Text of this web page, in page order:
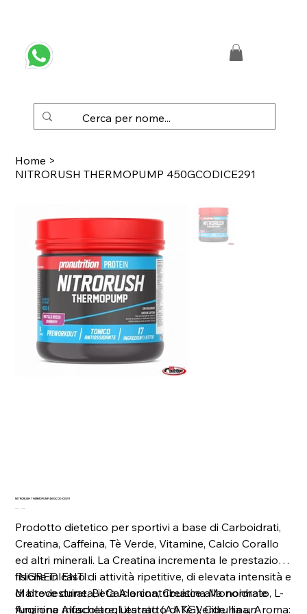
Home >
NITRORUSH THERMOPUMP 450GCODICE291
NITRORUSH THERMOPUMP 450GCODICE291
Prezzo
Prezzo
Prodotto dietetico per sportivi a base di Carboidrati,
Creatina, Caffeina, Tè Verde, Vitamine, Calcio Corallo
ed altri minerali. La Creatina incrementa le prestazioni
fisiche in caso di attività ripetitive, di elevata intensità e
di breve durata; il Calcio contribuisce alla normale
funzione muscolare. L’estratto di Tè Verde ha un
INGREDIENTI:
Maltodestrine, Beta Alanina, Creatina Monoidrato, L-
Arginina Alfachetoglutarato (AAKG), Citrullina, Aroma: